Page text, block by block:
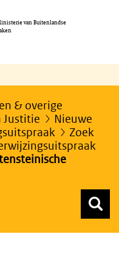
van Buitenlandse
& overige
Justitie
Nieuwe
Zoek